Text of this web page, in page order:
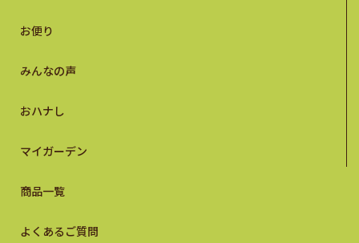
お便り
みんなの声
おハナし
マイガーデン
商品一覧
よくあるご質問